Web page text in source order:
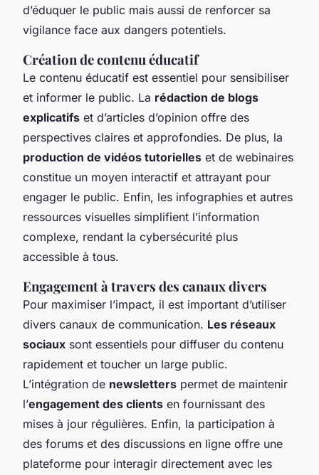
d’éduquer le public mais aussi de renforcer sa
vigilance face aux dangers potentiels.
Création de contenu éducatif
Le contenu éducatif est essentiel pour sensibiliser
et informer le public. La rédaction de blogs
explicatifs et d’articles d’opinion offre des
perspectives claires et approfondies. De plus, la
production de vidéos tutorielles et de webinaires
constitue un moyen interactif et attrayant pour
engager le public. Enfin, les infographies et autres
ressources visuelles simplifient l’information
complexe, rendant la cybersécurité plus
accessible à tous.
Engagement à travers des canaux divers
Pour maximiser l’impact, il est important d’utiliser
divers canaux de communication. Les réseaux
sociaux sont essentiels pour diffuser du contenu
rapidement et toucher un large public.
L’intégration de newsletters permet de maintenir
l’engagement des clients en fournissant des
mises à jour régulières. Enfin, la participation à
des forums et des discussions en ligne offre une
plateforme pour interagir directement avec les